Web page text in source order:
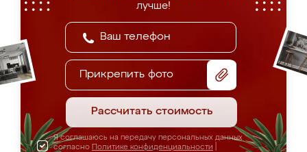
лучше!
Прикрепить фото
Рассчитать стоимость
Я соглашаюсь на передачу персональных данных
согласно Политике конфиденциальности